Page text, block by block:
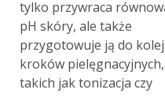
tylko przywraca
pH skóry, ale także
przygotowuje ją do
kroków pielęgnacyjnych,
takich jak tonizacja czy